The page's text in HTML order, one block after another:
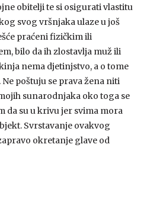
obitelji te si osigurati vlastitu
svog vršnjaka ulaze u još
praćeni fizičkim ili
bilo da ih zlostavlja muž ili
nema djetinjstvo, a o tome
poštuju se prava žena niti
sunarodnjaka oko toga se
da su u krivu jer svima mora
Svrstavanje ovakvog
okretanje glave od